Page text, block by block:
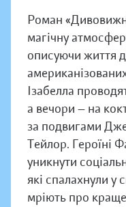
Роман
магічну
описуючи життя
Ізабелла
а вечори — на
за подвигами
Тейлор. Героїні
уникнути
які спалахнули у
мріють про краще